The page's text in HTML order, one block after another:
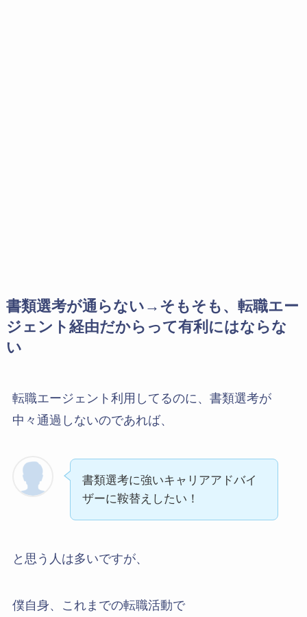
書類選考が通らない→そもそも、転職エー
ジェント経由だからって有利にはならな
い
転職エージェント利用してるのに、書類選考が
中々通過しないのであれば、
書類選考に強いキャリアアドバイ
ザーに鞍替えしたい！
と思う人は多いですが、
僕自身、これまでの転職活動で